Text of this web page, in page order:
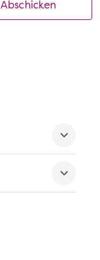
Abschicken